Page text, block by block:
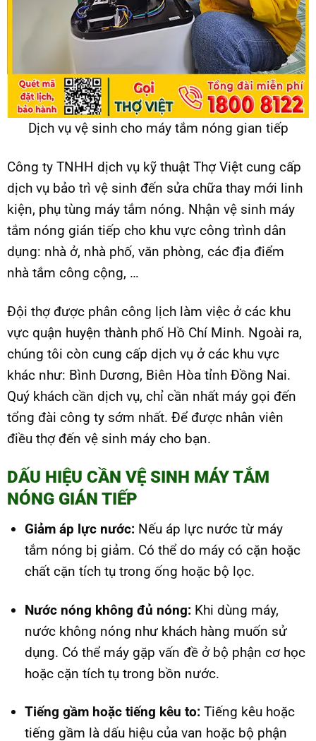
Dịch vụ vệ sinh cho máy tắm nóng gian tiếp
Công ty TNHH dịch vụ kỹ thuật Thợ Việt cung cấp
dịch vụ bảo trì vệ sinh đến sửa chữa thay mới linh
kiện, phụ tùng máy tắm nóng. Nhận vệ sinh máy
tắm nóng gián tiếp cho khu vực công trình dân
dụng: nhà ở, nhà phố, văn phòng, các địa điểm
nhà tắm công cộng, …
Đội thợ được phân công lịch làm việc ở các khu
vực quận huyện thành phố Hồ Chí Minh. Ngoài ra,
chúng tôi còn cung cấp dịch vụ ở các khu vực
khác như: Bình Dương, Biên Hòa tỉnh Đồng Nai.
Quý khách cần dịch vụ, chỉ cần nhất máy gọi đến
tổng đài công ty sớm nhất. Để được nhân viên
điều thợ đến vệ sinh máy cho bạn.
DẤU HIỆU CẦN VỆ SINH MÁY TẮM
NÓNG GIÁN TIẾP
Giảm áp lực nước:Nếu áp lực nước từ máy
tắm nóng bị giảm. Có thể do máy có cặn hoặc
chất cặn tích tụ trong ống hoặc bộ lọc.
Nước nóng không đủ nóng:Khi dùng máy,
nước không nóng như khách hàng muốn sử
dụng. Có thể máy gặp vấn đề ở bộ phận cơ học
hoặc cặn tích tụ trong bồn nước.
Tiếng gầm hoặc tiếng kêu to: Tiếng kêu hoặc
tiếng gầm là dấu hiệu của van hoặc bộ phận